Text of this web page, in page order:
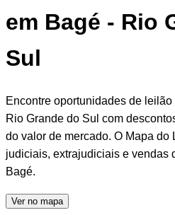
em Bagé - Rio
Sul
Encontre oportunidades de
Rio Grande do Sul com
do valor de mercado. O Mapa
judiciais, extrajudiciais e vendas
Bagé.
Ver no mapa